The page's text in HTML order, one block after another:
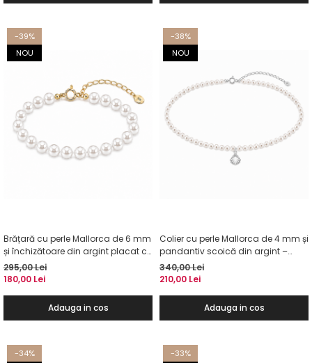
-39%
NOU
Brățară cu perle Mallorca de 6 mm
și închizătoare din argint placat cu
aur
295,00 Lei
180,00 Lei
Adauga in cos
-38%
NOU
Colier cu perle Mallorca de 4 mm și
pandantiv scoică din argint –
Colier la baza gâtului
340,00 Lei
210,00 Lei
Adauga in cos
-34%
-33%